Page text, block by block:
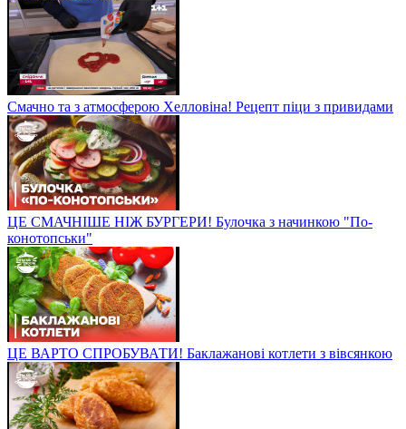
Смачно та з атмосферою Хелловіна! Рецепт піци з привидами
ЦЕ СМАЧНІШЕ НІЖ БУРГЕРИ! Булочка з начинкою "По-
конотопськи"
ЦЕ ВАРТО СПРОБУВАТИ! Баклажанові котлети з вівсянкою